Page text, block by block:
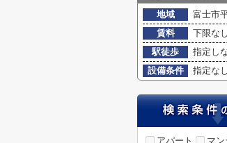
地域
富士市
賃料
下限な
駅徒歩
指定し
設備条件
指定なし
アパート
マン